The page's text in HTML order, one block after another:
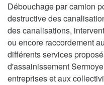
Débouchage par camion
destructive des
des canalisations,
ou encore raccordement
différents services
d'assainissement
entreprises et aux